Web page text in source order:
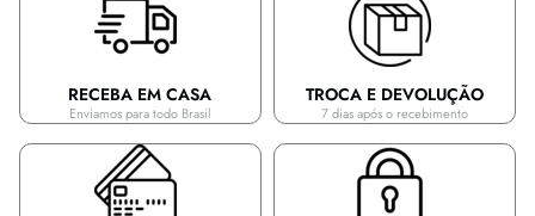
RECEBA EM CASA
Enviamos para todo Brasil
TROCA E DEVOLUÇÃO
7 dias após o recebimento